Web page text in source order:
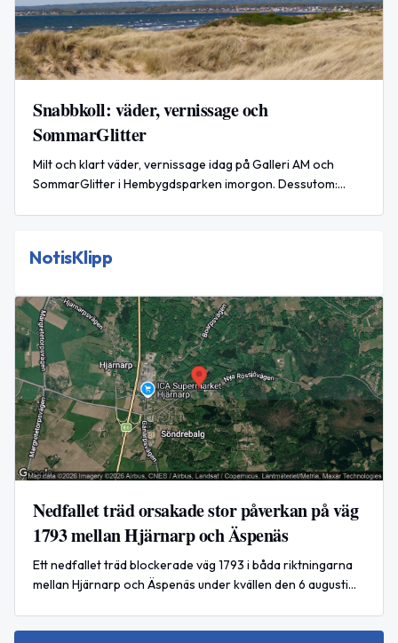
Snabbkoll: väder, vernissage och
SommarGlitter
Milt och klart väder, vernissage idag på Galleri AM och
SommarGlitter i Hembygdsparken imorgon. Dessutom:
NotisKlipp
Nedfallet träd orsakade stor påverkan på väg
1793 mellan Hjärnarp och Äspenäs
Ett nedfallet träd blockerade väg 1793 i båda riktningarna
mellan Hjärnarp och Äspenäs under kvällen den 6 augusti